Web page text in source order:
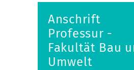
Anschrift
Professur -
Fakultät Bau
Umwelt